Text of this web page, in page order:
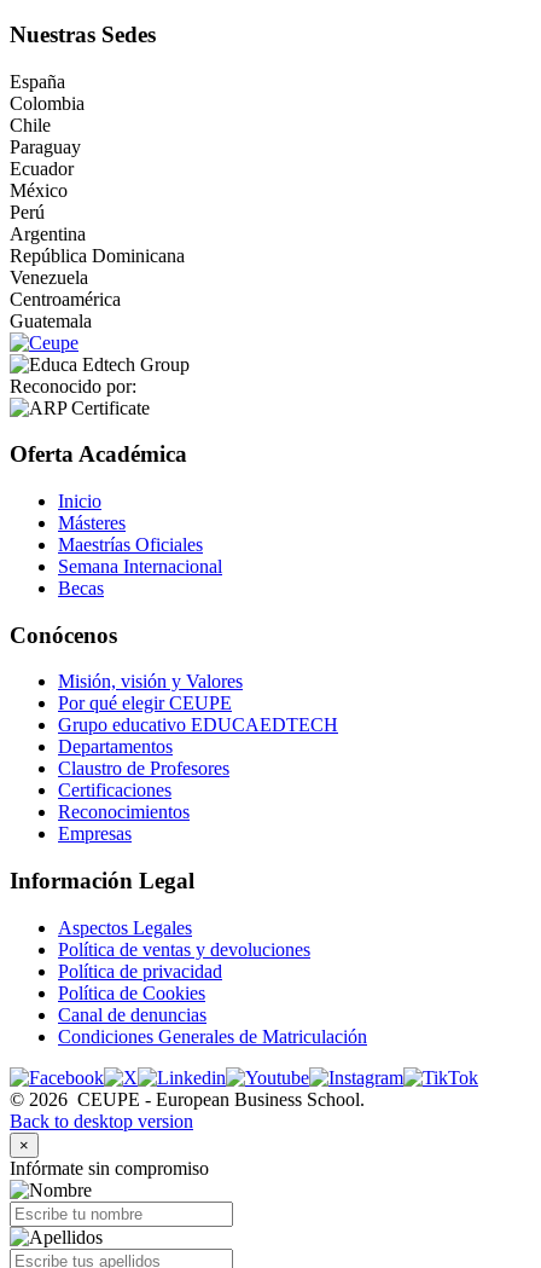
Nuestras Sedes
España
Colombia
Chile
Paraguay
Ecuador
México
Perú
Argentina
República Dominicana
Venezuela
Centroamérica
Guatemala
Reconocido por:
Oferta Académica
Inicio
Másteres
Maestrías Oficiales
Semana Internacional
Becas
Conócenos
Misión, visión y Valores
Por qué elegir CEUPE
Grupo educativo EDUCAEDTECH
Departamentos
Claustro de Profesores
Certificaciones
Reconocimientos
Empresas
Información Legal
Aspectos Legales
Política de ventas y devoluciones
Política de privacidad
Política de Cookies
Canal de denuncias
Condiciones Generales de Matriculación
© 2026 CEUPE - European Business School.
Back to desktop version
×
Infórmate sin compromiso